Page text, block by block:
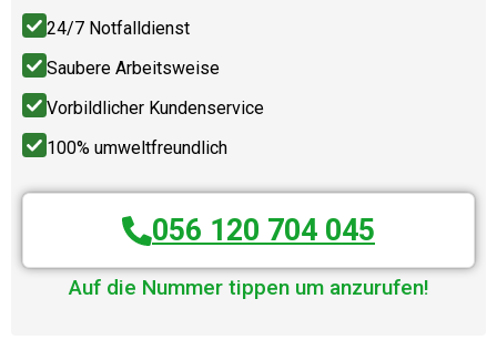
24/7 Notfalldienst
Saubere Arbeitsweise
Vorbildlicher Kundenservice
100% umweltfreundlich
056 120 704 045
Auf die Nummer tippen um anzurufen!